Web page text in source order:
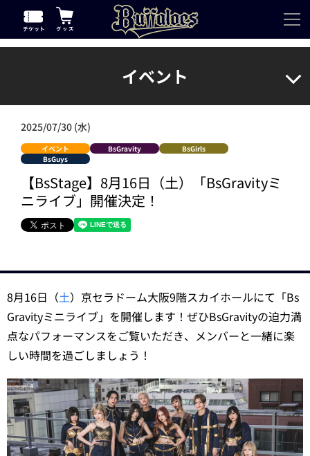
イベント
2025/07/30 (水)
イベント BsGravity
BsGirls
BsGuys
【BsStage】8月16日（土）「BsGravityミ
ニライブ」開催決定！
8月16日（土）京セラドーム大阪9階スカイホールにて「Bs
Gravityミニライブ」を開催します！ぜひBsGravityの迫力満
点なパフォーマンスをご覧いただき、メンバーと一緒に楽
しい時間を過ごしましょう！